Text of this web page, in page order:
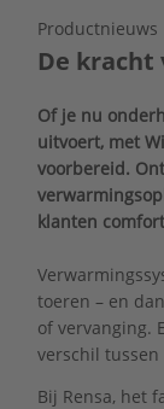
Productnieuws
De kracht
Of je nu
uitvoert, met
voorbereid.
klanten
toeren – en
of vervanging.
verschil
Bij Rensa, het